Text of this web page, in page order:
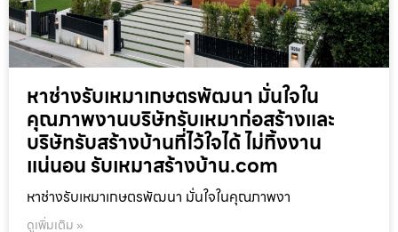
หาช่างรับเหมาเกษตรพัฒนา มั่นใจใน
คุณภาพงานบริษัทรับเหมาก่อสร้างและ
บริษัทรับสร้างบ้านที่ไว้ใจได้ ไม่ทิ้งงาน
แน่นอน รับเหมาสร้างบ้าน.com
หาช่างรับเหมาเกษตรพัฒนา มั่นใจในคุณภาพงา
ดูเพิ่มเติม »